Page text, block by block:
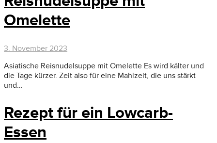
Omelette
3. November 2023
Asiatische Reisnudelsuppe mit Omelette Es wird kälter und
die Tage kürzer. Zeit also für eine Mahlzeit, die uns stärkt
und…
Rezept für ein Lowcarb-
Essen